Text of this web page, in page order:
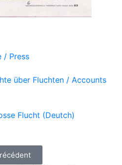
/ Press
über Fluchten / Accounts
Flucht (Deutch)